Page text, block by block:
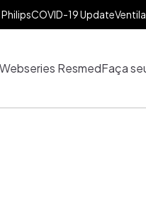
COVID-19 Update
Webseries ResmedFaça